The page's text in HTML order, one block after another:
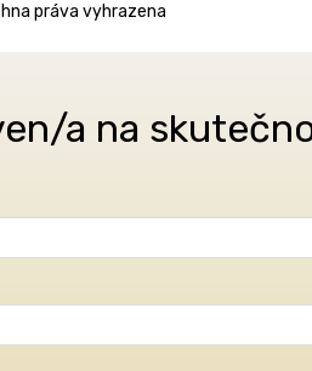
práva vyhrazena
a na